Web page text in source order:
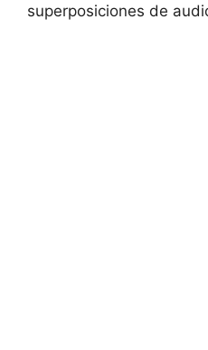
superposiciones de